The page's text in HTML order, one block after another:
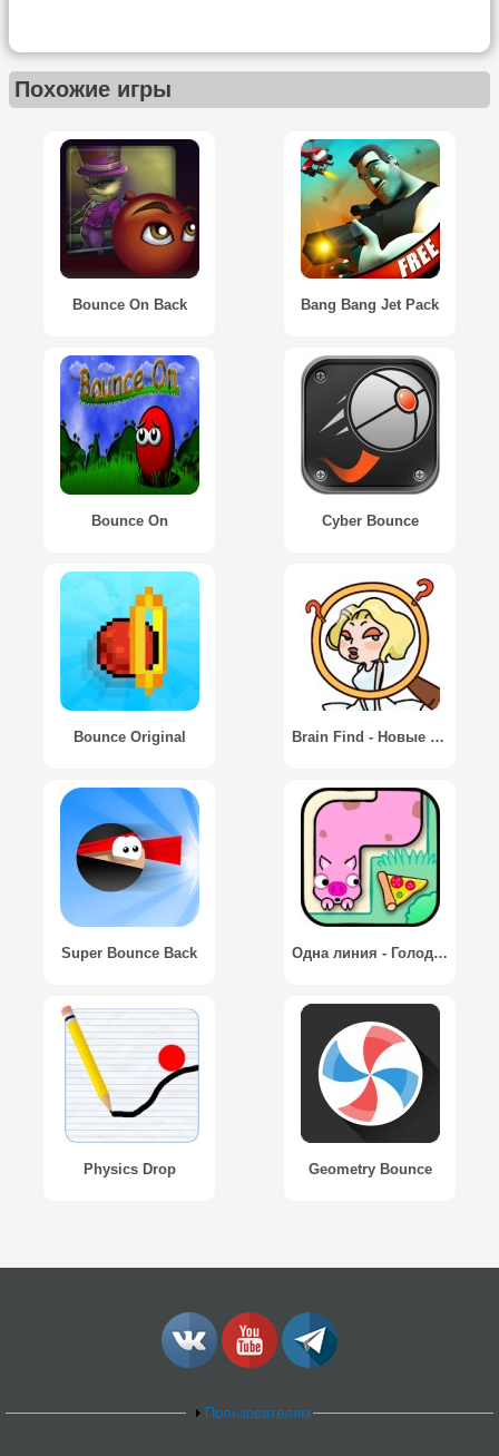
Похожие игры
Bounce On Back Bang Bang Jet Pack
Bounce On Cyber Bounce
Bounce Original Brain Find - Новые испытания, взрывающие мозг
Super Bounce Back Одна линия - Голодные животные / One line - Hungry Animals
Physics Drop Geometry Bounce
Пользователям